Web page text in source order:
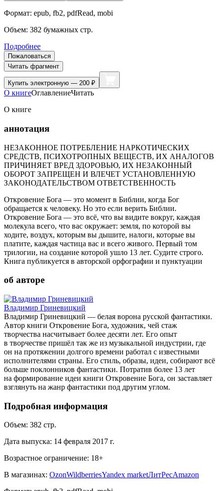
Формат: epub, fb2, pdfRead, mobi
Объем: 382 бумажных стр.
Подробнее
Пожаловаться
Читать фрагмент
Купить электронную — 200 ₽
О книгеОглавлениеЧитать
О книге
аннотация
НЕЗАКОННОЕ ПОТРЕБЛЕНИЕ НАРКОТИЧЕСКИХ
СРЕДСТВ, ПСИХОТРОПНЫХ ВЕЩЕСТВ, ИХ АНАЛОГОВ
ПРИЧИНЯЕТ ВРЕД ЗДОРОВЬЮ, ИХ НЕЗАКОННЫЙ
ОБОРОТ ЗАПРЕЩЕН И ВЛЕЧЕТ УСТАНОВЛЕННУЮ
ЗАКОНОДАТЕЛЬСТВОМ ОТВЕТСТВЕННОСТЬ
Откровение Бога — это момент в Библии, когда Бог
обращается к человеку. Но это если верить Библии.
Откровение Бога — это всё, что вы видите вокруг, каждая
молекула всего, что вас окружает: земля, по которой вы
ходите, воздух, которым вы дышите, налоги, которые вы
платите, каждая частица вас и всего живого. Первый том
трилогии, на создание которой ушло 13 лет. Судите строго.
Книга публикуется в авторской орфографии и пунктуации
об авторе
Владимир Гриневицкий
Владимир Гриневицкий — белая ворона русской фантастики.
Автор книги Откровение Бога, художник, чей стаж
творчества насчитывает более десяти лет. Его опыт
в творчестве пришёл так же из музыкальной индустрии, где
он на протяжении долгого времени работал с известными
исполнителями страны. Его стиль, образы, идеи, собирают всё
больше поклонников фантастики. Потратив более 13 лет
на формирование идеи книги Откровение Бога, он заставляет
взглянуть на жанр фантастики под другим углом.
Подробная информация
Объем: 382 стр.
Дата выпуска: 14 февраля 2017 г.
Возрастное ограничение: 18+
В магазинах: OzonWildberriesYandex marketЛитРесAmazon